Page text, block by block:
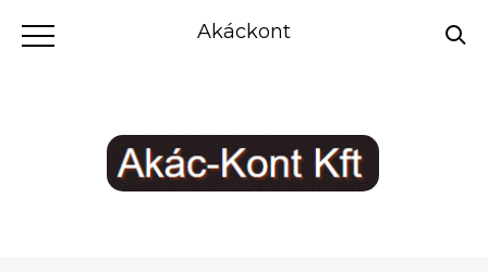
Akáckont